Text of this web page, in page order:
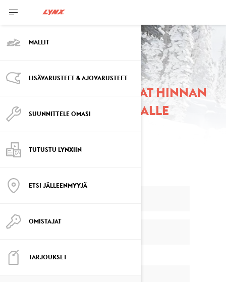
MALLIT
LISÄVARUSTEET & AJOVARUSTEET
SUUNNITTELE OMASI
TUTUSTU LYNXIIN
ETSI JÄLLEENMYYJÄ
OMISTAJAT
TARJOUKSET
PYYDÄ TARJOUS JA SAAT HINNAN
LYNX-MOOTTORIKELKALLE